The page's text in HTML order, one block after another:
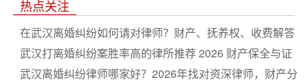
热点关注
在武汉离婚纠纷如何请对律师？财产、抚养权、收费解答
全攻略
武汉打离婚纠纷案胜率高的律所推荐 2026 财产保全与证
据收集指南
武汉离婚纠纷律师哪家好？2026年找对资深律师，财产分